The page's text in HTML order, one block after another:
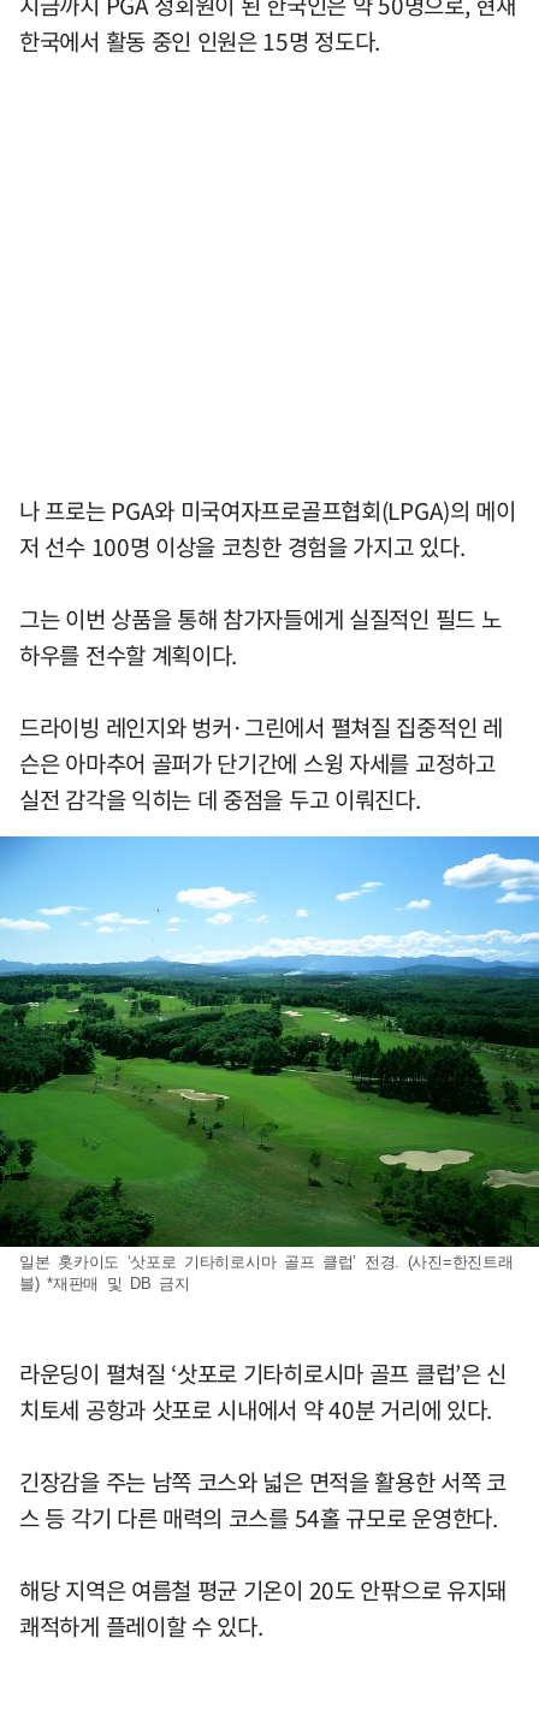
한국에서 활동 중인 인원은 15명 정도다.
나 프로는 PGA와 미국여자프로골프협회(LPGA)의 메이
저 선수 100명 이상을 코칭한 경험을 가지고 있다.
그는 이번 상품을 통해 참가자들에게 실질적인 필드 노
하우를 전수할 계획이다.
드라이빙 레인지와 벙커·그린에서 펼쳐질 집중적인 레
슨은 아마추어 골퍼가 단기간에 스윙 자세를 교정하고
실전 감각을 익히는 데 중점을 두고 이뤄진다.
일본 홋카이도 ‘삿포로 기타히로시마 골프 클럽’ 전경. (사진=한진트래
블) *재판매 및 DB 금지
라운딩이 펼쳐질 ‘삿포로 기타히로시마 골프 클럽’은 신
치토세 공항과 삿포로 시내에서 약 40분 거리에 있다.
긴장감을 주는 남쪽 코스와 넓은 면적을 활용한 서쪽 코
스 등 각기 다른 매력의 코스를 54홀 규모로 운영한다.
해당 지역은 여름철 평균 기온이 20도 안팎으로 유지돼
쾌적하게 플레이할 수 있다.